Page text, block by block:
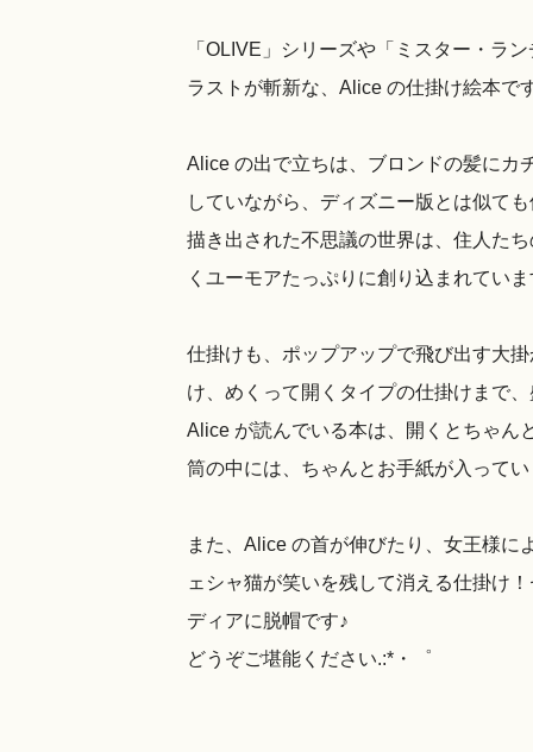
「OLIVE」シリーズや「ミスター・ラ
ラストが斬新な、Alice の仕掛け絵本で
Alice の出で立ちは、ブロンドの髪にカ
していながら、ディズニー版とは似て
描き出された不思議の世界は、住人た
くユーモアたっぷりに創り込まれていま
仕掛けも、ポップアップで飛び出す大
け、めくって開くタイプの仕掛けまで
Alice が読んでいる本は、開くとちゃん
筒の中には、ちゃんとお手紙が入ってい
また、Alice の首が伸びたり、女王様
ェシャ猫が笑いを残して消える仕掛け
ディアに脱帽です♪
どうぞご堪能ください.:*・゜